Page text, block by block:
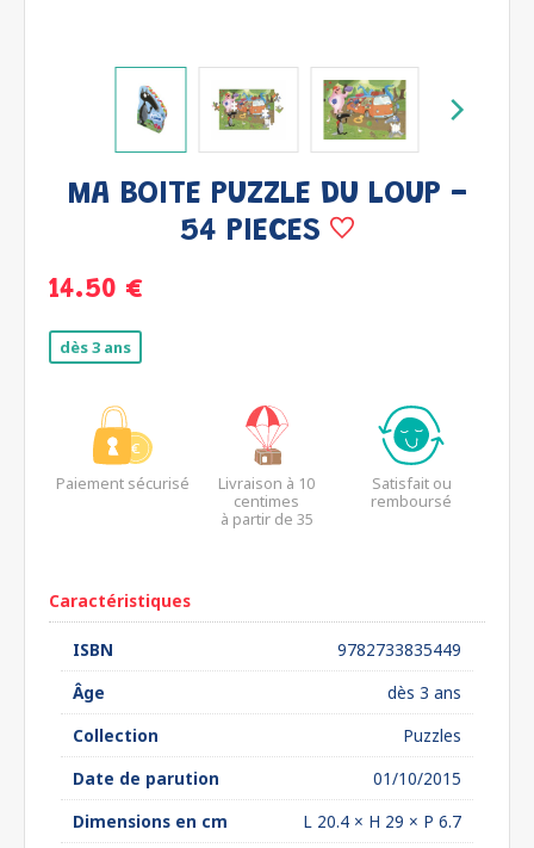
MA BOITE PUZZLE DU LOUP -
54 PIECES
14.50 €
dès 3 ans
Paiement sécurisé
Livraison à 10
centimes
à partir de 35
Satisfait ou
remboursé
Caractéristiques
ISBN
9782733835449
Âge
dès 3 ans
Collection
Puzzles
Date de parution
01/10/2015
Dimensions en cm
L 20.4 × H 29 × P 6.7